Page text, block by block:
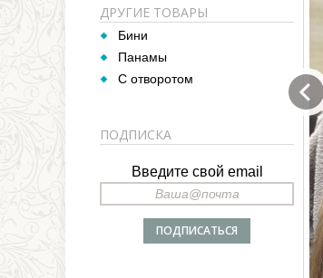
ДРУГИЕ ТОВАРЫ
Бини
Панамы
С отворотом
ПОДПИСКА
Введите свой email